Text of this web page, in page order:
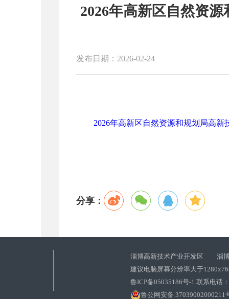
2026年高新区自然资
发布日期：2026-02-24
2026年高新区自然资源和规划局高
分享：
淄博高新技术产业开发区 淄博
建议电脑屏幕分辨率大于
鲁ICP备05035186号-1 联系电话
鲁公网安备 37039002000211